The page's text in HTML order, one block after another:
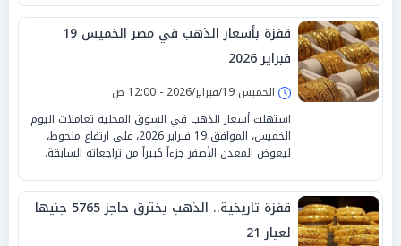
قفزة بأسعار الذهب في مصر الخميس 19
فبراير 2026
الخميس 19/فبراير/2026 - 12:00 ص
استهلت أسعار الذهب في السوق المحلية تعاملات اليوم
الخميس، الموافق 19 فبراير 2026، على ارتفاع ملحوظ،
ليعوض المعدن الأصفر جزءاً كبيراً من تراجعاته السابقة.
قفزة تاريخية.. الذهب يخترق حاجز 5765 جنيها
لعيار 21